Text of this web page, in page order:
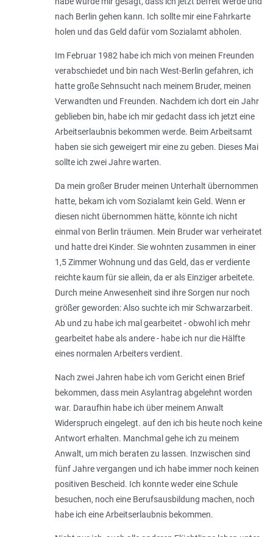
nach Berlin gehen kann. Ich sollte mir eine Fahrkarte
holen und das Geld dafür vom Sozialamt abholen.
Im Februar 1982 habe ich mich von meinen Freunden
verabschiedet und bin nach West-Berlin gefahren, ich
hatte große Sehnsucht nach meinem Bruder, meinen
Verwandten und Freunden. Nachdem ich dort ein Jahr
geblieben bin, habe ich mir gedacht dass ich jetzt eine
Arbeitserlaubnis bekommen werde. Beim Arbeitsamt
haben sie sich geweigert mir eine zu geben. Dieses Mai
sollte ich zwei Jahre warten.
Da mein großer Bruder meinen Unterhalt übernommen
hatte, bekam ich vom Sozialamt kein Geld. Wenn er
diesen nicht übernommen hätte, könnte ich nicht
einmal von Berlin träumen. Mein Bruder war verheiratet
und hatte drei Kinder. Sie wohnten zusammen in einer
1,5 Zimmer Wohnung und das Geld, das er verdiente
reichte kaum für sie allein, da er als Einziger arbeitete.
Durch meine Anwesenheit sind ihre Sorgen nur noch
größer geworden: Also suchte ich mir Schwarzarbeit.
Ab und zu habe ich mal gearbeitet - obwohl ich mehr
gearbeitet habe als andere - habe ich nur die Hälfte
eines normalen Arbeiters verdient.
Nach zwei Jahren habe ich vom Gericht einen Brief
bekommen, dass mein Asylantrag abgelehnt worden
war. Daraufhin habe ich über meinem Anwalt
Widerspruch eingelegt. auf den ich bis heute noch keine
Antwort erhalten. Manchmal gehe ich zu meinem
Anwalt, um mich beraten zu lassen. Inzwischen sind
fünf Jahre vergangen und ich habe immer noch keinen
positiven Bescheid. Ich konnte weder eine Schule
besuchen, noch eine Berufsausbildung machen, noch
habe ich eine Arbeitserlaubnis bekommen.